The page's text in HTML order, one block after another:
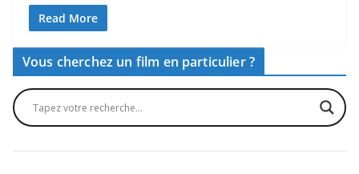
Read More
Vous cherchez un film en particulier ?